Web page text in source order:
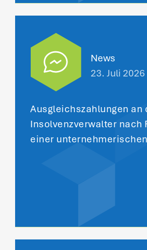
News
23. Juli 2026
Ausgleichszahlungen an
Insolvenzverwalter nach
einer